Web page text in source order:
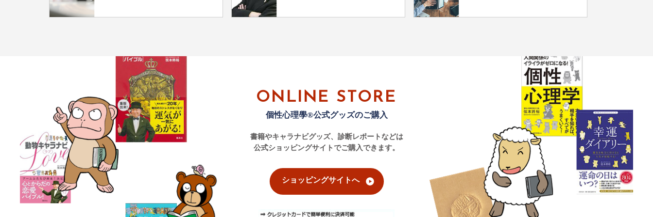
ONLINE STORE
個性心理學®公式グッズのご購入
書籍やキャラナビグッズ、診断レポートなどは
公式ショッピングサイトでご購入できます。
ショッピングサイトへ